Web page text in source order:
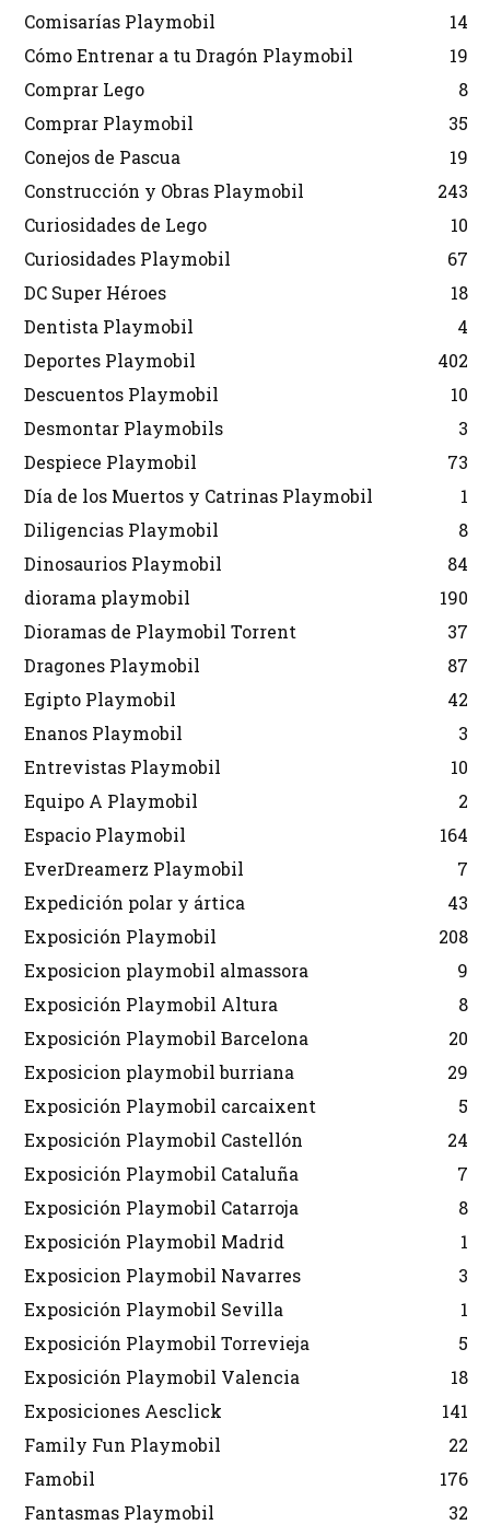
Comisarías Playmobil
14
Cómo Entrenar a tu Dragón Playmobil
19
Comprar Lego
8
Comprar Playmobil
35
Conejos de Pascua
19
Construcción y Obras Playmobil
243
Curiosidades de Lego
10
Curiosidades Playmobil
67
DC Super Héroes
18
Dentista Playmobil
4
Deportes Playmobil
402
Descuentos Playmobil
10
Desmontar Playmobils
3
Despiece Playmobil
73
Día de los Muertos y Catrinas Playmobil
1
Diligencias Playmobil
8
Dinosaurios Playmobil
84
diorama playmobil
190
Dioramas de Playmobil Torrent
37
Dragones Playmobil
87
Egipto Playmobil
42
Enanos Playmobil
3
Entrevistas Playmobil
10
Equipo A Playmobil
2
Espacio Playmobil
164
EverDreamerz Playmobil
7
Expedición polar y ártica
43
Exposición Playmobil
208
Exposicion playmobil almassora
9
Exposición Playmobil Altura
8
Exposición Playmobil Barcelona
20
Exposicion playmobil burriana
29
Exposición Playmobil carcaixent
5
Exposición Playmobil Castellón
24
Exposición Playmobil Cataluña
7
Exposición Playmobil Catarroja
8
Exposición Playmobil Madrid
1
Exposicion Playmobil Navarres
3
Exposición Playmobil Sevilla
1
Exposición Playmobil Torrevieja
5
Exposición Playmobil Valencia
18
Exposiciones Aesclick
141
Family Fun Playmobil
22
Famobil
176
Fantasmas Playmobil
32